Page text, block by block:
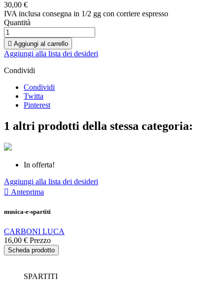
30,00 €
IVA inclusa consegna in 1/2 gg con corriere espresso
Quantità
 Aggiungi al carrello
Aggiungi alla lista dei desideri
Condividi
Condividi
Twitta
Pinterest
1 altri prodotti della stessa categoria:
In offerta!
Aggiungi alla lista dei desideri
 Anteprima
musica-e-spartiti
CARBONI LUCA
16,00 € Prezzo
Scheda prodotto
SPARTITI